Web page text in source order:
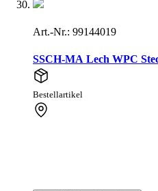
Art.-Nr.: 99144019
SSCH-MA Lech WPC
Bestellartikel